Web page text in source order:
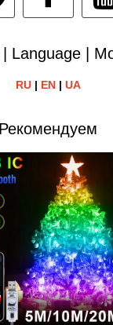
Language |
RU| EN| UA
Рекомендуем